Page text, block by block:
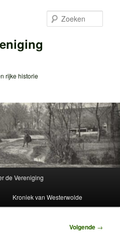
rijke historie
de Vereniging
Kroniek van Westerwolde
Volgende →